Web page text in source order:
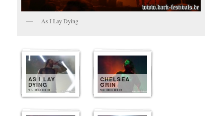
As I Lay Dying
AS I LAY
DYING
15 BILDER
CHELSEA
GRIN
10 BILDER